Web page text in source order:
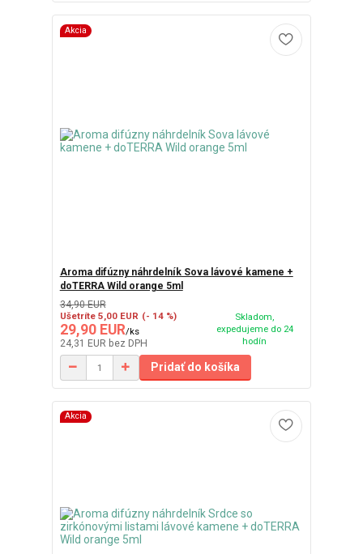
Akcia
Aroma difúzny náhrdelník Sova lávové kamene +
doTERRA Wild orange 5ml
34,90 EUR
Ušetríte 5,00 EUR (- 14 %)
29,90 EUR/ks
24,31 EUR bez DPH
Skladom,
expedujeme do 24
hodín
Pridať do košíka
Akcia